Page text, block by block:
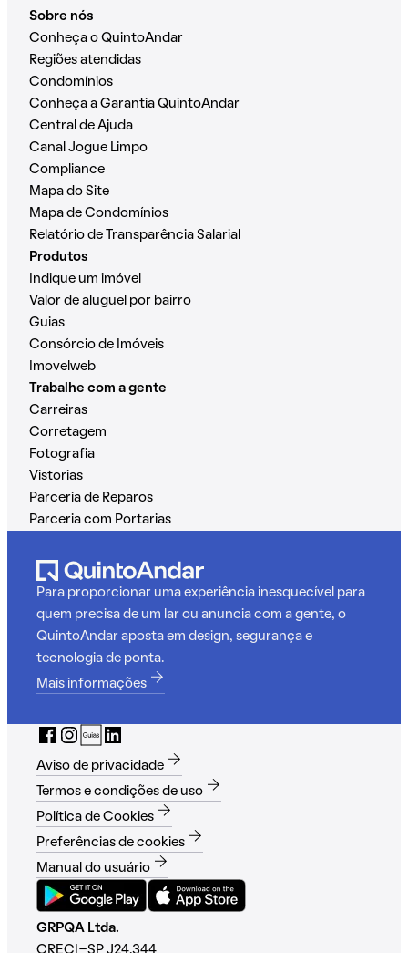
Sobre nós
Conheça o QuintoAndar
Regiões atendidas
Condomínios
Conheça a Garantia QuintoAndar
Central de Ajuda
Canal Jogue Limpo
Compliance
Mapa do Site
Mapa de Condomínios
Relatório de Transparência Salarial
Produtos
Indique um imóvel
Valor de aluguel por bairro
Guias
Consórcio de Imóveis
Imovelweb
Trabalhe com a gente
Carreiras
Corretagem
Fotografia
Vistorias
Parceria de Reparos
Parceria com Portarias
Para proporcionar uma experiência inesquecível para
quem precisa de um lar ou anuncia com a gente, o
QuintoAndar aposta em design, segurança e
tecnologia de ponta.
Mais informações
Aviso de privacidade
Termos e condições de uso
Política de Cookies
Preferências de cookies
Manual do usuário
GRPQA Ltda.